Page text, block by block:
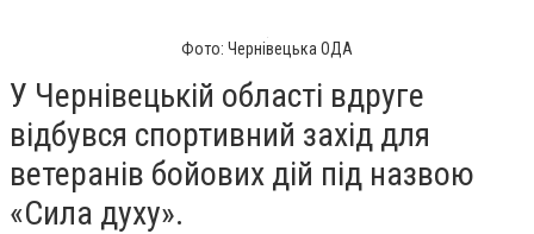
Фото: Чернівецька ОДА
У Чернівецькій області вдруге
відбувся спортивний захід для
ветеранів бойових дій під назвою
«Сила духу».